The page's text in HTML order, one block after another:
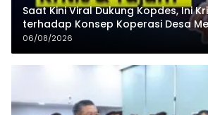
Saat Kini Viral Dukung Kopdes, Ini
terhadap Konsep Koperasi Desa
06/08/2026